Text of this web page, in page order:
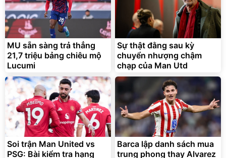
MU sẵn sàng trả thẳng
21,7 triệu bảng chiêu mộ
Lucumi
Sự thật đằng sau kỳ
chuyển nhượng chậm
chạp của Man Utd
Soi trận Man United vs
PSG: Bài kiểm tra hạng
Barca lập danh sách mua
trung phong thay Alvarez